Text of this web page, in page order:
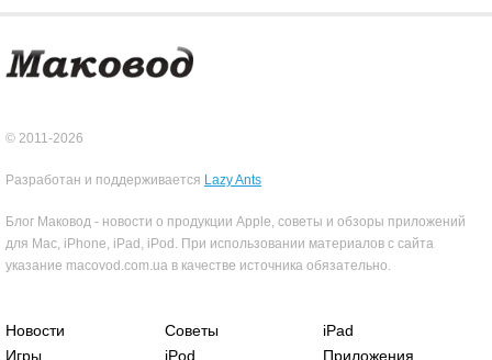
© 2011-2026
Разработан и поддерживается Lazy Ants
Блог Маковод - новости о продукции Apple, советы и обзоры приложений
для Mac, iPhone, iPad, iPod. При использовании материалов с сайта
указание macovod.com.ua в качестве источника обязательно.
Новости Советы
iPad
Игры
iPod Приложения